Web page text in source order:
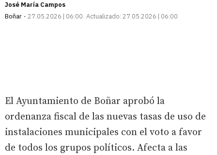
José María Campos
Boñar
27.05.2026 | 06:00 Actualizado: 27.05.2026 | 06:00
El Ayuntamiento de Boñar aprobó la
ordenanza fiscal de las nuevas tasas de uso de
instalaciones municipales con el voto a favor
de todos los grupos políticos. Afecta a las